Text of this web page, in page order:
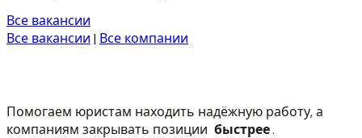
Все вакансии
Все вакансии | Все компании
Помогаем юристам находить надёжную работу, а
компаниям закрывать позиции быстрее.